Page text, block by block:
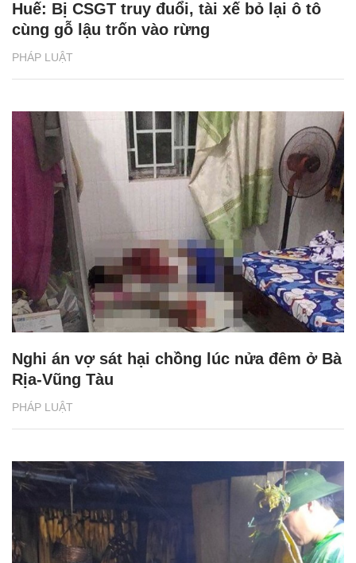
PHÁP LUẬT
Huế: Bị CSGT truy đuổi, tài xế bỏ lại ô tô
cùng gỗ lậu trốn vào rừng
PHÁP LUẬT
Nghi án vợ sát hại chồng lúc nửa đêm ở Bà
Rịa-Vũng Tàu